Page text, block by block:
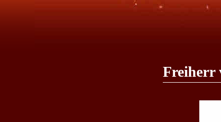
Freiherr